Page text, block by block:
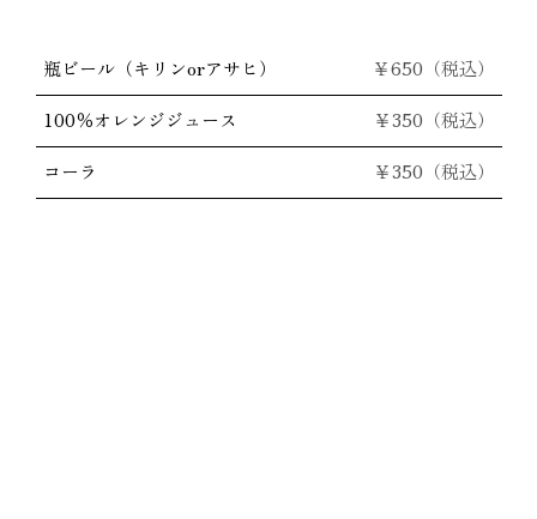
瓶ビール（キリンorアサヒ） ￥650 （税込）
100％オレンジジュース ￥350（税込）
コーラ ￥350（税込）